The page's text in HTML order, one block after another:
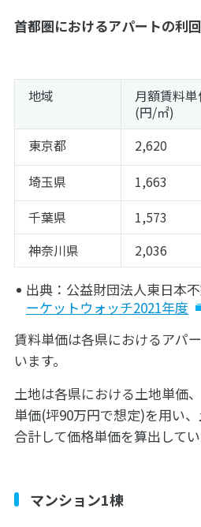
首都圏におけるアパートの利
地域
月額賃料
(円/㎡)
東京都
2,620
埼玉県
1,663
千葉県
1,573
神奈川県
2,036
出典：公益財団法人東日本
ーケットウォッチ2021年度
賃料単価は各県におけるアパ
います。
土地は各県における土地単価
単価(坪90万円で想定)を用い
合計して価格単価を算出してい
マンション1棟